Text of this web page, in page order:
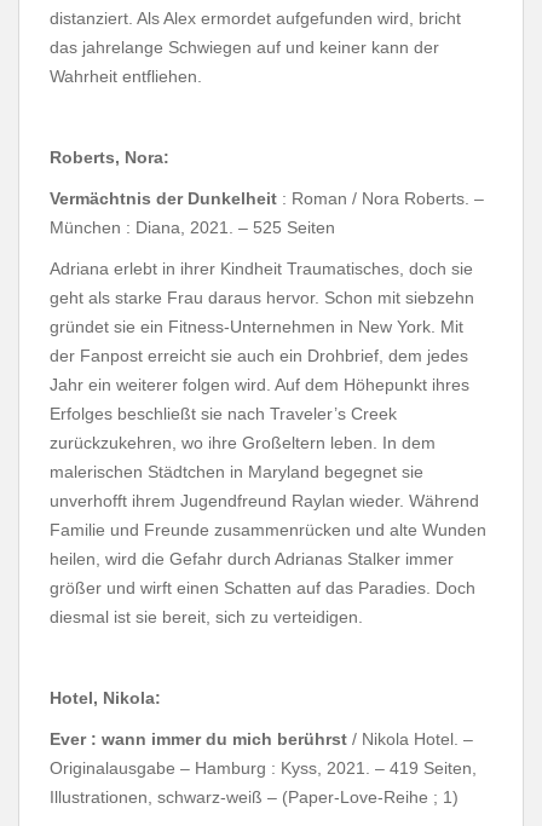
distanziert. Als Alex ermordet aufgefunden wird, bricht
das jahrelange Schwiegen auf und keiner kann der
Wahrheit entfliehen.
Roberts, Nora:
Vermächtnis der Dunkelheit : Roman / Nora Roberts. –
München : Diana, 2021. – 525 Seiten
Adriana erlebt in ihrer Kindheit Traumatisches, doch sie
geht als starke Frau daraus hervor. Schon mit siebzehn
gründet sie ein Fitness-Unternehmen in New York. Mit
der Fanpost erreicht sie auch ein Drohbrief, dem jedes
Jahr ein weiterer folgen wird. Auf dem Höhepunkt ihres
Erfolges beschließt sie nach Traveler’s Creek
zurückzukehren, wo ihre Großeltern leben. In dem
malerischen Städtchen in Maryland begegnet sie
unverhofft ihrem Jugendfreund Raylan wieder. Während
Familie und Freunde zusammenrücken und alte Wunden
heilen, wird die Gefahr durch Adrianas Stalker immer
größer und wirft einen Schatten auf das Paradies. Doch
diesmal ist sie bereit, sich zu verteidigen.
Hotel, Nikola:
Ever : wann immer du mich berührst / Nikola Hotel. –
Originalausgabe – Hamburg : Kyss, 2021. – 419 Seiten,
Illustrationen, schwarz-weiß – (Paper-Love-Reihe ; 1)